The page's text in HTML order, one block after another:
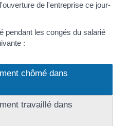
de l'entreprise ce jour-
pendant les congés du salarié
:
chômé dans
travaillé dans